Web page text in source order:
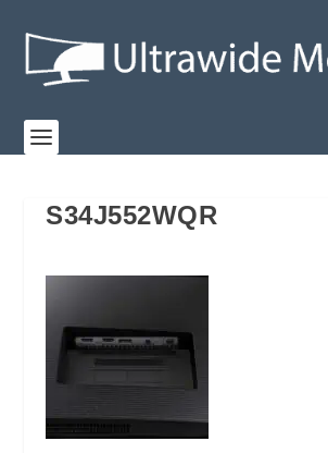
S34J552WQR